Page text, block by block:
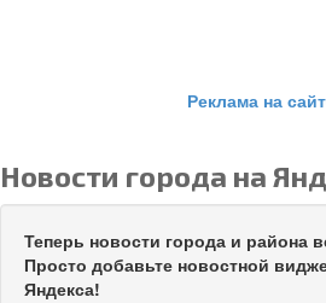
Реклама на
Новости города на
Теперь новости города и района
Просто добавьте новостной
Яндекса!